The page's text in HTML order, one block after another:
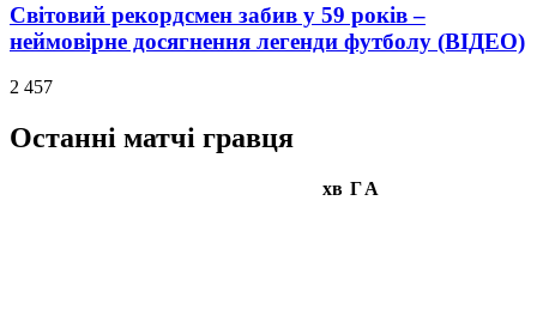
Світовий рекордсмен забив у 59 років –
неймовірне досягнення легенди футболу (ВІДЕО)
2 457
Останні матчі гравця
хв ГА